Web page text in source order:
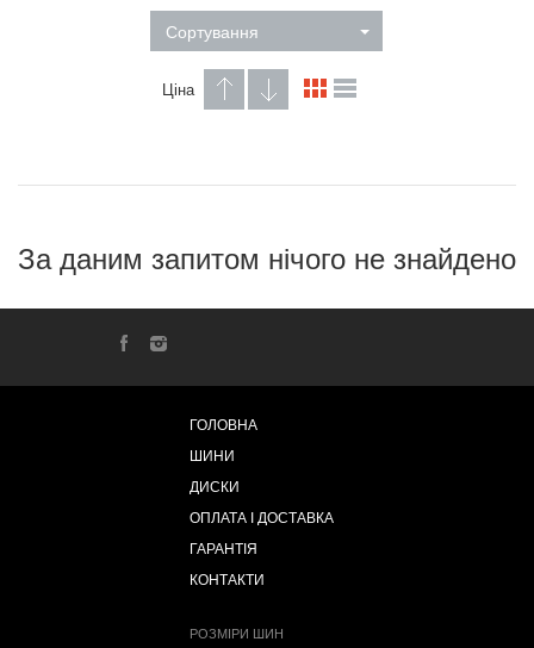
Сортування
Ціна
За даним запитом нічого не знайдено
ГОЛОВНА
ШИНИ
ДИСКИ
ОПЛАТА І ДОСТАВКА
ГАРАНТІЯ
КОНТАКТИ
РОЗМІРИ ШИН